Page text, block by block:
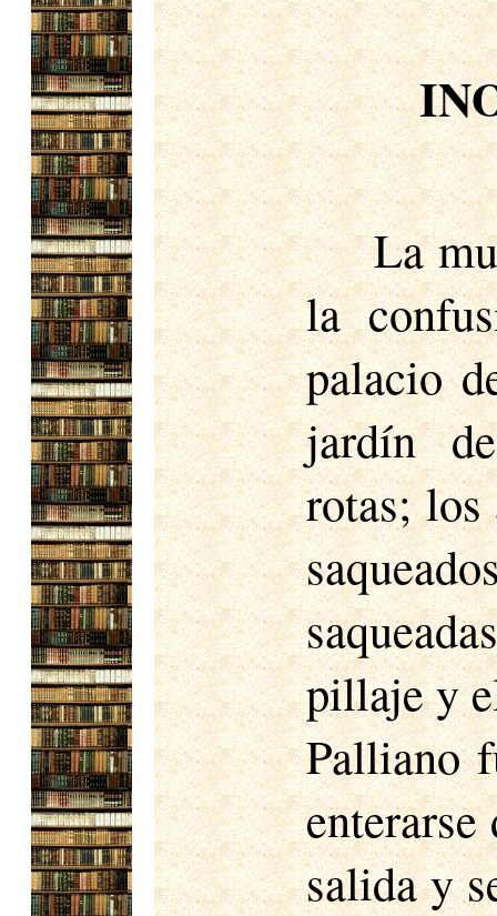
La muerte de Sixto IV sumió a Roma en la confusión. Los barones se armaron; el palacio del conde Girolamo fue atacado, su jardín destruido, sus puertas y ventanas rotas; los almacenes de trigo del Ripa fueron saqueados; las orillas genovesas fueron saqueadas: por todas partes reinaban el pillaje y el desorden. El campamento frente a Palliano fue desmantelado; y los sitiados, al enterarse de la muerte del Papa, hicieron una salida y se apoderaron de la artillería que los sitiadores se disponían a llevarse. El 14 de agosto, el conde Girolamo llegó apresuradamente con sus tropas a Roma, donde su esposa, Catalina, controlaba el Castillo de San Ángel y el Vaticano. Los Colonna siguieron a Girolamo y tomaron posesión de su palacio, tras lo cual Girolamo se retiró a Isola. Se levantaron barricadas en las calles y Roma quedó patas arriba. Los Orsini en Monte Giordano, los Colonna en el palacio de los Santos Apóstoles, se mantuvieron en armas. Los ciudadanos, alarmados, bloquearon las entradas de los puentes para impedir el paso de los jinetes; y los magistrados rogaron a los cardenales que aceleraran las elecciones como única forma de evitar la guerra civil. Mientras tanto, los ritos funerarios de Sixto IV se celebraron a toda prisa. El Vaticano fue despojado de su mobiliario con tanta rapidez que Burchard apenas pudo